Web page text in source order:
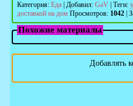
Категория: Еда Добавил: GaV Теги:
доставкой на дом Просмотров: 1042
Похожие материалы
Добавлять